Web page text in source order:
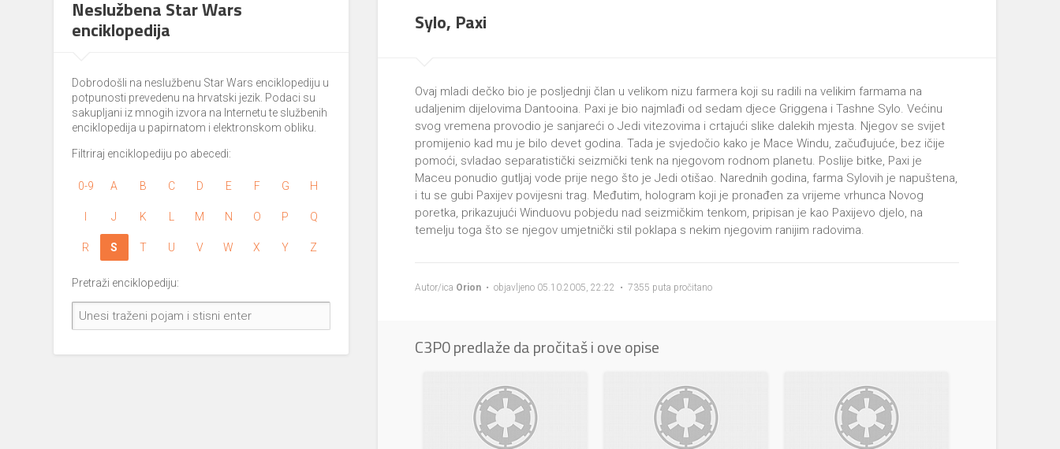
Neslužbena Star Wars
enciklopedija
Dobrodošli na neslužbenu Star Wars enciklopediju u
potpunosti prevedenu na hrvatski jezik. Podaci su
sakupljani iz mnogih izvora na Internetu te službenih
enciklopedija u papirnatom i elektronskom obliku.
Filtriraj enciklopediju po abecedi:
0-9 A B C D E F G H
J K M N O P Q
R S T U V W X Y Z
Pretraži enciklopediju:
Sylo, Paxi
Ovaj mladi dečko bio je posljednji član u velikom nizu farmera koji su radili na velikim farmama na
udaljenim dijelovima Dantooina. Paxi je bio najmlađi od sedam djece Griggena i Tashne Sylo. Većinu
svog vremena provodio je sanjareći o Jedi vitezovima i crtajući slike dalekih mjesta. Njegov se svijet
promijenio kad mu je bilo devet godina. Tada je svjedočio kako je Mace Windu, začuđujuće, bez ičije
pomoći, svladao separatistički seizmički tenk na njegovom rodnom planetu. Poslije bitke, Paxi je
Maceu ponudio gutljaj vode prije nego što je Jedi otišao. Narednih godina, farma Sylovih je napuštena,
i tu se gubi Paxijev povijesni trag. Međutim, hologram koji je pronađen za vrijeme vrhunca Novog
poretka, prikazujući Winduovu pobjedu nad seizmičkim tenkom, pripisan je kao Paxijevo djelo, na
temelju toga što se njegov umjetnički stil poklapa s nekim njegovim ranijim radovima.
Autor/ica Orion • objavljeno 05.10.2005, 22:22 • 7355 puta pročitano
C3P0 predlaže da pročitaš i ove opise